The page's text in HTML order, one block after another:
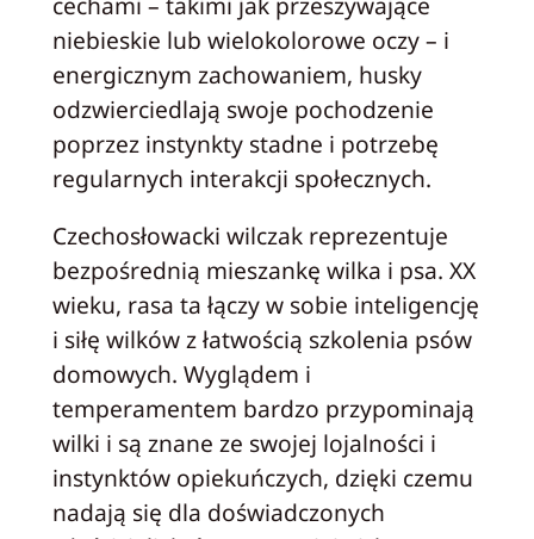
niebieskie lub wielokolorowe oczy – i
energicznym zachowaniem, husky
odzwierciedlają swoje pochodzenie
poprzez instynkty stadne i potrzebę
regularnych interakcji społecznych.
Czechosłowacki wilczak reprezentuje
bezpośrednią mieszankę wilka i psa. XX
wieku, rasa ta łączy w sobie inteligencję
i siłę wilków z łatwością szkolenia psów
domowych. Wyglądem i
temperamentem bardzo przypominają
wilki i są znane ze swojej lojalności i
instynktów opiekuńczych, dzięki czemu
nadają się dla doświadczonych